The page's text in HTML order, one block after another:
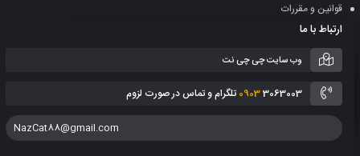
قوانین و مقررات
ارتباط با ما
وب سایت چی چی نت
09033063003 تلگرام و تماس در صورت لزوم
NazCat88@gmail.com